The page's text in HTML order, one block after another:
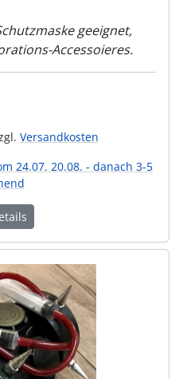
geeignet,
Accessoieres.
Versandkosten
24.07. 20.08. - danach 3-5